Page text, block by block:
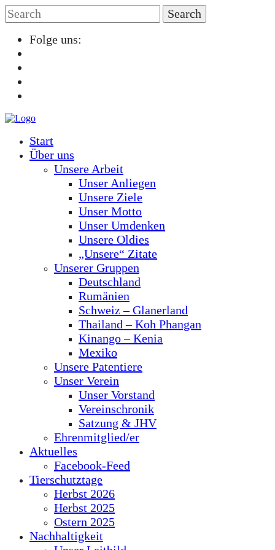
Folge uns:
Start
Über uns
Unsere Arbeit
Unser Anliegen
Unsere Ziele
Unser Motto
Unser Umdenken
Unsere Oldies
„Unsere“ Zitate
Unserer Gruppen
Deutschland
Rumänien
Schweiz – Glanerland
Thailand – Koh Phangan
Kinango – Kenia
Mexiko
Unsere Patentiere
Unser Verein
Unser Vorstand
Vereinschronik
Satzung & JHV
Ehrenmitglied/er
Aktuelles
Facebook-Feed
Tierschutztage
Herbst 2026
Herbst 2025
Ostern 2025
Nachhaltigkeit